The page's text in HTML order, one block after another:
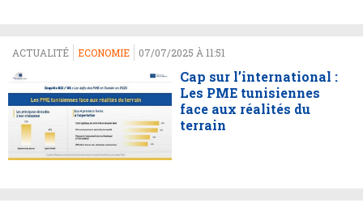
ACTUALITÉ ECONOMIE 07/07/2025 À 11:51
Cap sur l’international :
Les PME tunisiennes
face aux réalités du
terrain